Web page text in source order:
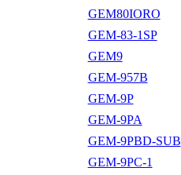
GEM80IORO
GEM-83-1SP
GEM9
GEM-957B
GEM-9P
GEM-9PA
GEM-9PBD-SUB
GEM-9PC-1